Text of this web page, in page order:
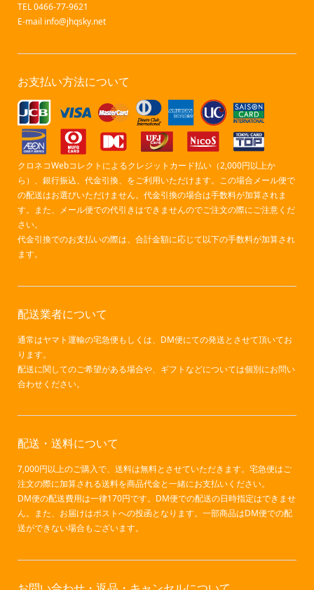
TEL 0466-77-9621
E-mail info@jhqsky.net
お支払い方法について
クロネコWebコレクトによるクレジットカード払い（2,000円以上か
ら）、銀行振込、代金引換、をご利用いただけます。この場合メール便で
の配送はお選びいただけません。代金引換の場合は手数料が加算されま
す。また、メール便での代引きはできませんのでご注文の際にご注意くだ
さい。
代金引換でのお支払いの際は、合計金額に応じて以下の手数料が加算され
ます。
配送業者について
通常はヤマト運輸の宅急便もしくは、DM便にての発送とさせて頂いてお
ります。
配送に関してのご希望がある場合や、ギフトなどについては個別にお問い
合わせください。
配送・送料について
7,000円以上のご購入で、送料は無料とさせていただきます。宅急便はご
注文の際に加算される送料を商品代金と一緒にお支払いください。
DM便の配送費用は一律170円です。DM便での配送の日時指定はできませ
ん。また、お届けはポストへの投函となります。一部商品はDM便での配
送ができない場合もございます。